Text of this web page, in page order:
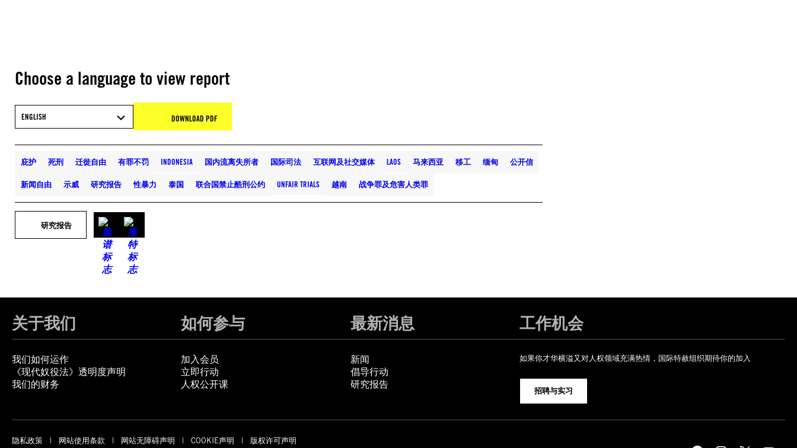
Choose a language to view report
ENGLISH DOWNLOAD PDF
庇护 死刑 迁徙自由 有罪不罚 INDONESIA 国内流离失所者 国际司法 互联网及社交媒体 LAOS 马来西亚 移工 缅甸 公开信
新闻自由 示威 研究报告 性暴力 泰国 联合国禁止酷刑公约 UNFAIR TRIALS 越南 战争罪及危害人类罪
研究报告
关于我们
我们如何运作
《现代奴役法》透明度声明
我们的财务
如何参与
加入会员
立即行动
人权公开课
最新消息
新闻
倡导行动
研究报告
工作机会
如果你才华横溢又对人权领域充满热情，国际特赦组织期待你的加入
招聘与实习
隐私政策 网站使用条款 网站无障碍声明 COOKIE声明 版权许可声明